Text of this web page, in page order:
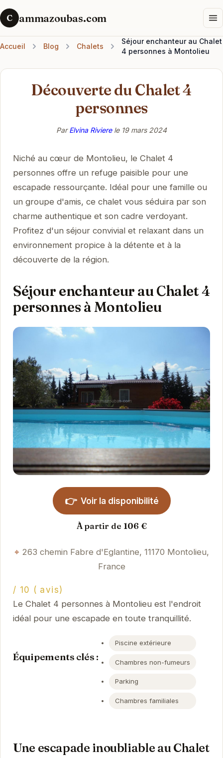
C ammazoubas.com
Accueil Blog Chalets
Séjour enchanteur au Chalet
4 personnes à Montolieu
Découverte du Chalet 4
personnes
ParElvina Rivierele 19 mars 2024
Niché au cœur de Montolieu, le Chalet 4
personnes offre un refuge paisible pour une
escapade ressourçante. Idéal pour une famille ou
un groupe d'amis, ce chalet vous séduira par son
charme authentique et son cadre verdoyant.
Profitez d'un séjour convivial et relaxant dans un
environnement propice à la détente et à la
découverte de la région.
Séjour enchanteur au Chalet 4
personnes à Montolieu
👉 Voir la disponibilité
À partir de 106 €
263 chemin Fabre d'Eglantine, 11170 Montolieu,
France
/ 10 ( avis)
Le Chalet 4 personnes à Montolieu est l'endroit
idéal pour une escapade en toute tranquillité.
Équipements clés :
Piscine extérieure
Chambres non-fumeurs
Parking
Chambres familiales
Une escapade inoubliable au Chalet